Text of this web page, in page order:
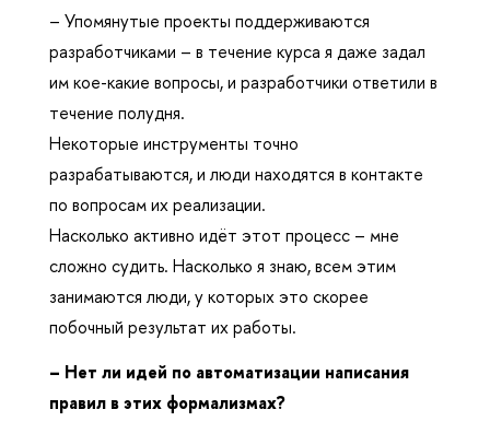
– Упомянутые проекты поддерживаются
разработчиками – в течение курса я даже задал
им кое-какие вопросы, и разработчики ответили в
течение полудня.
Некоторые инструменты точно
разрабатываются, и люди находятся в контакте
по вопросам их реализации.
Насколько активно идёт этот процесс – мне
сложно судить. Насколько я знаю, всем этим
занимаются люди, у которых это скорее
побочный результат их работы.
– Нет ли идей по автоматизации написания
правил в этих формализмах?